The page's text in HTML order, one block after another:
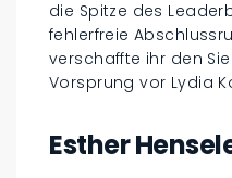
die Spitze des
fehlerfreie
verschaffte ihr den
Vorsprung vor Lydia
Esther